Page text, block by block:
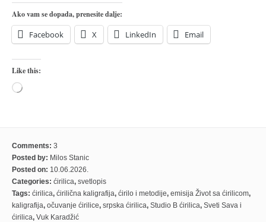
karate
kihon
nunchaku
bo
tonfa
sai
Ako vam se dopada, prenesite dalje:
Facebook X LinkedIn Email
Like this:
Loading…
Comments: 3
Posted by: Milos Stanic
Posted on: 10.06.2026.
Categories: ćirilica, svetlopis
Tags: ćirilica, ćirilična kaligrafija, ćirilo i metodije, emisija Život sa ćirilicom,
kaligrafija, očuvanje ćirilice, srpska ćirilica, Studio B ćirilica, Sveti Sava i
ćirilica, Vuk Karadžić